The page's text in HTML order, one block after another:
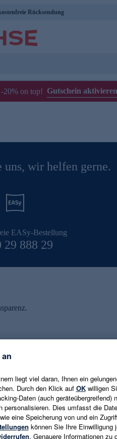
Rücksendung
20% on top! Gutschein aktivieren
uns, wir helfen gerne.
EASy-Bestellung
29 888 29
E-Mail-Adresse eingeben
Es gelten die Datenschutzrichtlinien